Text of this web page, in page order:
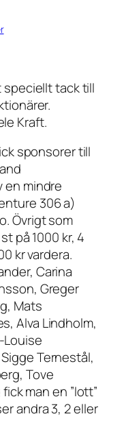
speciellt tack till
Kraft.
sponsorer till
en mindre
306 a)
Övrigt som
på 1000 kr, 4
kr vardera.
Carina
Greger
Mats
Alva Lindholm,
Louise
Ternestål,
Tove
man en ”lott”
andra 3, 2 eller